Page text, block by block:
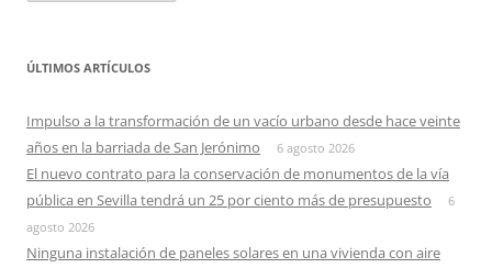
ÚLTIMOS ARTÍCULOS
Impulso a la transformación de un vacío urbano desde hace veinte
años en la barriada de San Jerónimo
6 agosto 2026
El nuevo contrato para la conservación de monumentos de la vía
pública en Sevilla tendrá un 25 por ciento más de presupuesto
6
agosto 2026
Ninguna instalación de paneles solares en una vivienda con aire